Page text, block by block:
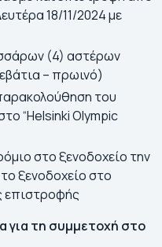
18/11/2024 με
(4) αστέρων
– πρωινό)
του
“Helsinki Olympic
στο ξενοδοχείο την
ξενοδοχείο στο
επιστροφής
για τη συμμετοχή στο